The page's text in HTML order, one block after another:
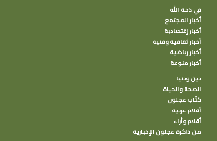
في ذمة الله
أخبار المجتمع
أخبار إقتصادية
أخبار ثقافية وفنية
أخبار رياضية
أخبار منوعة
دين ودنيا
الصحة والحياة
كتًاب عجلون
أقلام عربية
أقلام وأراء
من ذاكرة عجلون الإخبارية